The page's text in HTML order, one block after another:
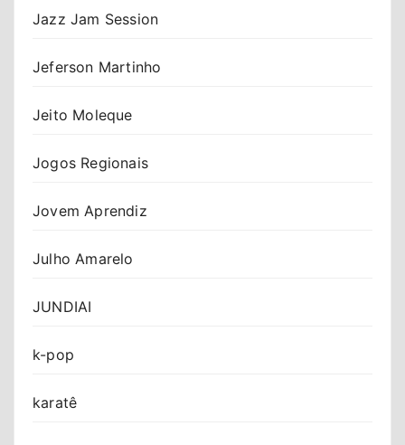
Jazz Jam Session
Jeferson Martinho
Jeito Moleque
Jogos Regionais
Jovem Aprendiz
Julho Amarelo
JUNDIAI
k-pop
karatê